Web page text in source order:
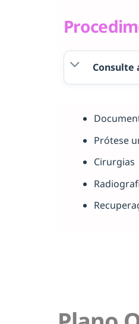
Consulte
Prótese
Cirurgias